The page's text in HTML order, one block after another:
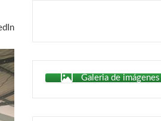
Galeria de imágenes